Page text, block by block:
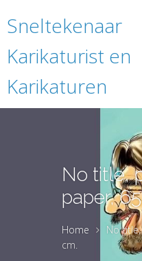
Sneltekenaar
Karikaturist en
Karikaturen
No title,
paper,
Home
No
cm.